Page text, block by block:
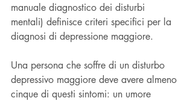
manuale diagnostico dei disturbi
mentali) definisce criteri specifici per la
diagnosi di depressione maggiore.
Una persona che soffre di un disturbo
depressivo maggiore deve avere almeno
cinque di questi sintomi: un umore